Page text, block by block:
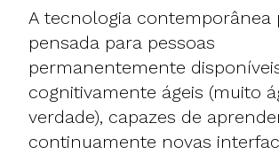
A tecnologia contemporânea
pensada para pessoas
permanentemente
cognitivamente ágeis (muito
verdade), capazes de
continuamente novas